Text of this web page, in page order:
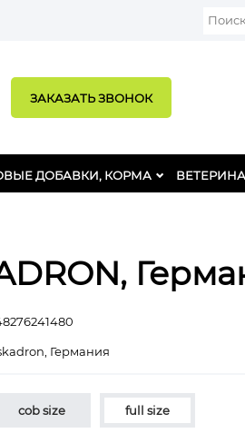
ЗАКАЗАТЬ ЗВОНОК
ДОБАВКИ, КОРМА
Германия
cob size full size